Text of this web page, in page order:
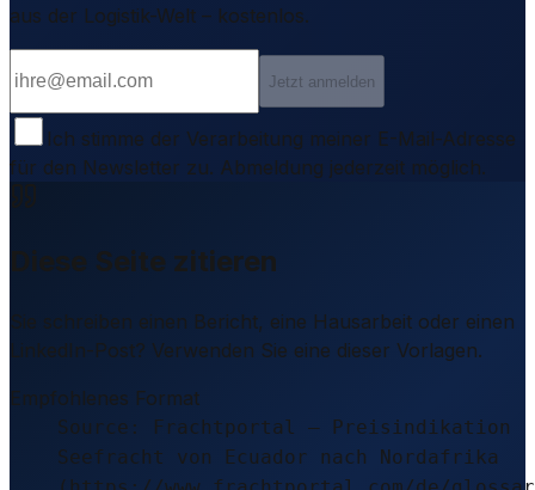
aus der Logistik-Welt – kostenlos.
Jetzt anmelden
Ich stimme der Verarbeitung meiner E-Mail-Adresse
für den Newsletter zu. Abmeldung jederzeit möglich.
Diese Seite zitieren
Sie schreiben einen Bericht, eine Hausarbeit oder einen
LinkedIn-Post? Verwenden Sie eine dieser Vorlagen.
Empfohlenes Format
Source: Frachtportal – Preisindikation
Seefracht von Ecuador nach Nordafrika